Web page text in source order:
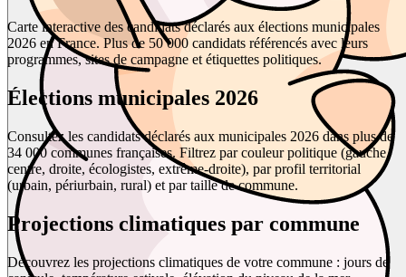
Carte interactive des candidats déclarés aux élections municipales
2026 en France. Plus de 50 000 candidats référencés avec leurs
programmes, sites de campagne et étiquettes politiques.
Élections municipales 2026
Consultez les candidats déclarés aux municipales 2026 dans plus de
34 000 communes françaises. Filtrez par couleur politique (gauche,
centre, droite, écologistes, extrême-droite), par profil territorial
(urbain, périurbain, rural) et par taille de commune.
Projections climatiques par commune
Découvrez les projections climatiques de votre commune : jours de